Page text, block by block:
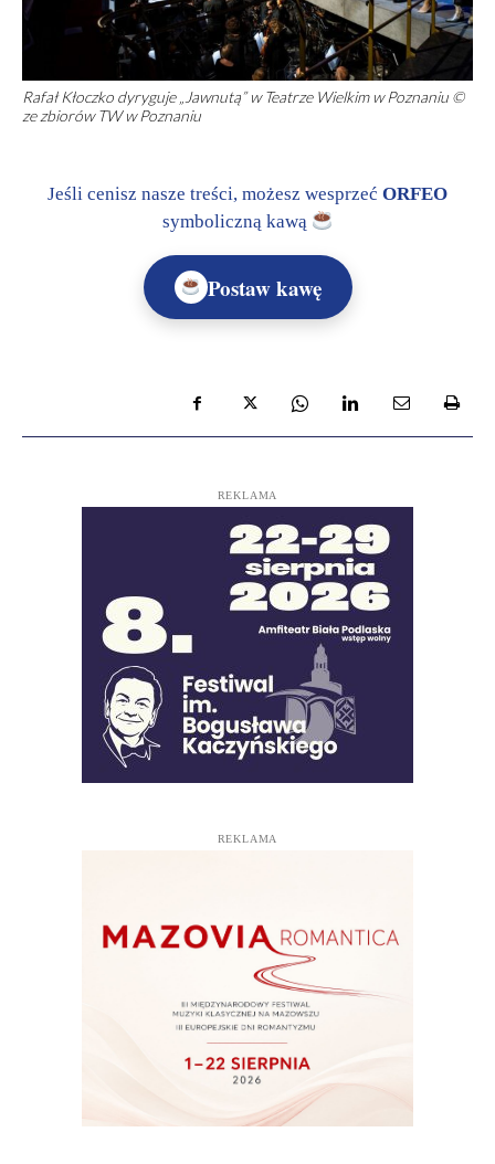
Rafał Kłoczko dyryguje „Jawnutą” w Teatrze Wielkim w Poznaniu ©
ze zbiorów TW w Poznaniu
Jeśli cenisz nasze treści, możesz wesprzeć ORFEO
symboliczną kawą
Postaw kawę
REKLAMA
REKLAMA